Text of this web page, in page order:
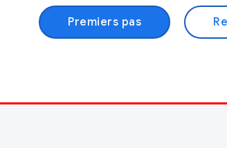
Premiers pas